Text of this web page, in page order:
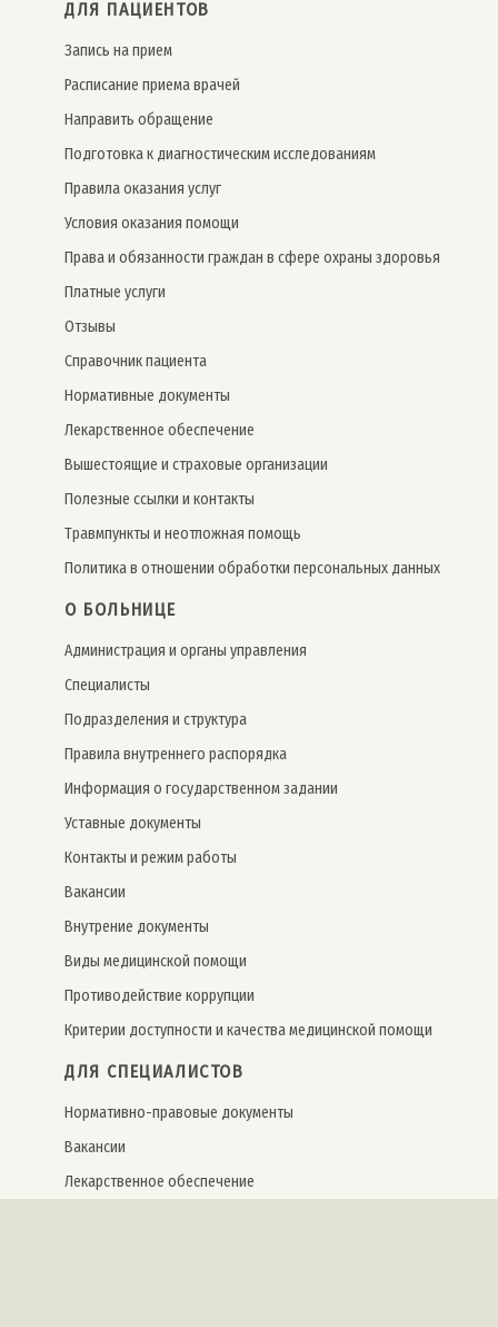
ДЛЯ ПАЦИЕНТОВ
Запись на прием
Расписание приема врачей
Направить обращение
Подготовка к диагностическим исследованиям
Правила оказания услуг
Условия оказания помощи
Права и обязанности граждан в сфере охраны здоровья
Платные услуги
Отзывы
Справочник пациента
Нормативные документы
Лекарственное обеспечение
Вышестоящие и страховые организации
Полезные ссылки и контакты
Травмпункты и неотложная помощь
Политика в отношении обработки персональных данных
О БОЛЬНИЦЕ
Администрация и органы управления
Специалисты
Подразделения и структура
Правила внутреннего распорядка
Информация о государственном задании
Уставные документы
Контакты и режим работы
Вакансии
Внутрение документы
Виды медицинской помощи
Противодействие коррупции
Критерии доступности и качества медицинской помощи
ДЛЯ СПЕЦИАЛИСТОВ
Нормативно-правовые документы
Вакансии
Лекарственное обеспечение